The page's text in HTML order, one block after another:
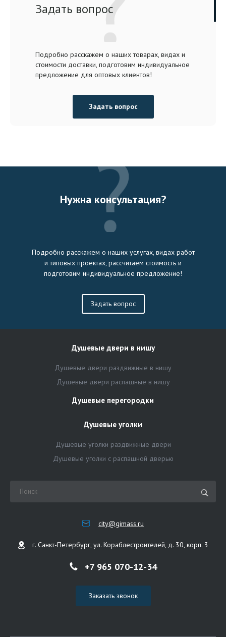
Задать вопрос
Подробно расскажем о наших товарах, видах и
стоимости доставки, подготовим индивидуальное
предложение для оптовых клиентов!
Задать вопрос
Нужна консультация?
Подробно расскажем о наших услугах, видах работ
и типовых проектах, рассчитаем стоимость и
подготовим индивидуальное предложение!
Задать вопрос
Душевые двери в нишу
Душевые двери раздвижные в нишу
Душевые двери распашные в нишу
Душевые перегородки
Душевые уголки
Душевые уголки раздвижные двери
Душевые уголки с распашной дверью
city@gimass.ru
г. Санкт-Петербург, ул. Кораблестроителей, д. 30, корп. 3
+7 965 070-12-34
Заказать звонок